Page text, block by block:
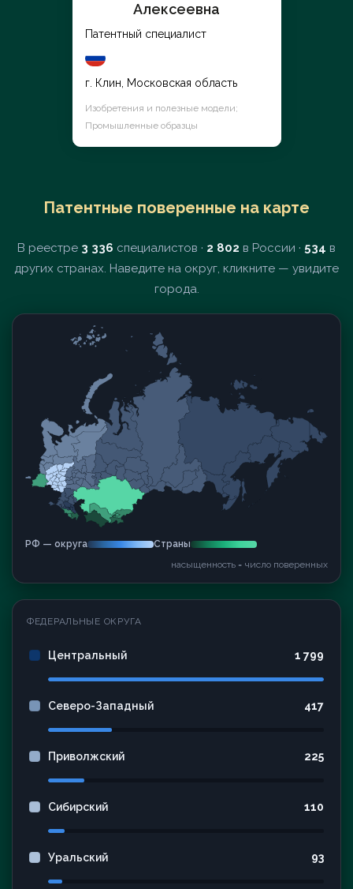
Алексеевна
Патентный специалист
г. Клин, Московская область
Изобретения и полезные модели;
Промышленные образцы
Патентные поверенные на карте
В реестре 3 336 специалистов · 2 802 в России · 534 в
других странах. Наведите на округ, кликните — увидите
города.
РФ — округа
Страны
насыщенность = число поверенных
ФЕДЕРАЛЬНЫЕ ОКРУГА
Центральный 1 799
Северо-Западный 417
Приволжский 225
Сибирский 110
Уральский 93